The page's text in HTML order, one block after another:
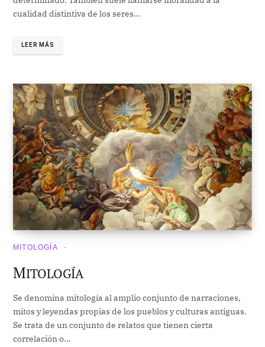
cualidad distintiva de los seres…
LEER MÁS
MITOLOGÍA
MITOLOGÍA
Se denomina mitología al amplio conjunto de narraciones,
mitos y leyendas propias de los pueblos y culturas antiguas.
Se trata de un conjunto de relatos que tienen cierta
correlación o…